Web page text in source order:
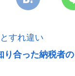
すれ違い
り合った納税者